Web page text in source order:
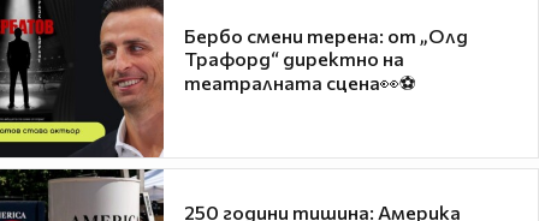
Бербо смени терена: от „Олд
Трафорд“ директно на
театралната сцена👀⚽
250 години тишина: Америка